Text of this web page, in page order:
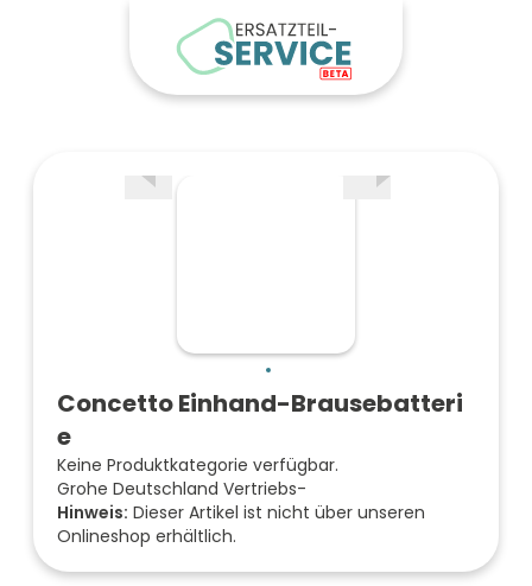
Concetto Einhand-Brausebatteri
e
Keine Produktkategorie verfügbar.
Grohe Deutschland Vertriebs-
Hinweis: Dieser Artikel ist nicht über unseren
Onlineshop erhältlich.